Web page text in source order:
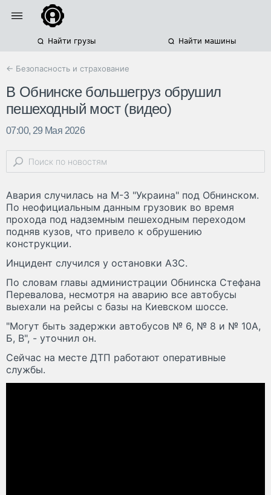
Найти грузы Найти машины
← Безопасность и страхование
В Обнинске большегруз обрушил
пешеходный мост (видео)
07:00, 29 Мая 2026
Авария случилась на М-3 "Украина" под Обнинском.
По неофициальным данным грузовик во время
прохода под надземным пешеходным переходом
подняв кузов, что привело к обрушению
конструкции.
Инцидент случился у остановки АЗС.
По словам главы администрации Обнинска Стефана
Перевалова, несмотря на аварию все автобусы
выехали на рейсы с базы на Киевском шоссе.
"Могут быть задержки автобусов № 6, № 8 и № 10А,
Б, В", - уточнил он.
Сейчас на месте ДТП работают оперативные
службы.